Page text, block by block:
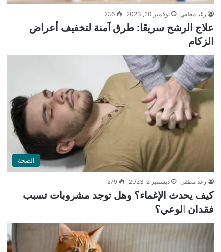
رغد مطفي نوفمبر 30, 2023 236
علاج الرشح سريعًا: طرق آمنة لتخفيف أعراض
الزكام
الصحة
رغد مطفي ديسمبر 2, 2023 279
كيف يحدث الإغماء؟ وهل توجد مشروبات تسبب
فقدان الوعي؟